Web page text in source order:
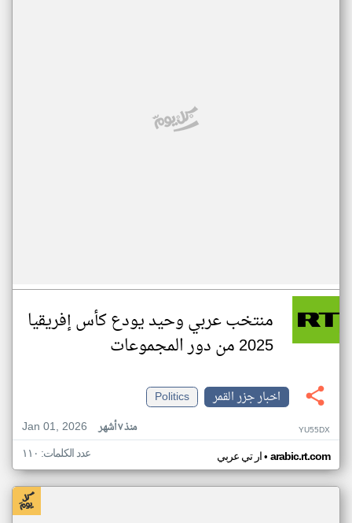
منتخب عربي وحيد يودع كأس إفريقيا
2025 من دور المجموعات
اخبار جزر القمر
Politics
Jan 01, 2026
منذ ٧ أشهر YU55DX
ار تي عربي• arabic.rt.com عدد الكلمات: ١١٠